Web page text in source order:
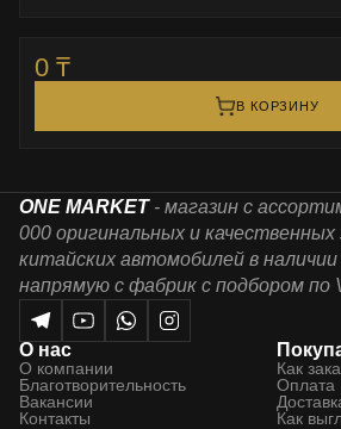
0 ₸
В КОРЗИНУ
ONE MARKET - магазин с
000 оригинальных и качественных
китайских автомобилей в наличии
напрямую с фабрик с подбором по
О нас
О компании
Благотворительность
Вакансии
Контакты
Как
Оплата
Как